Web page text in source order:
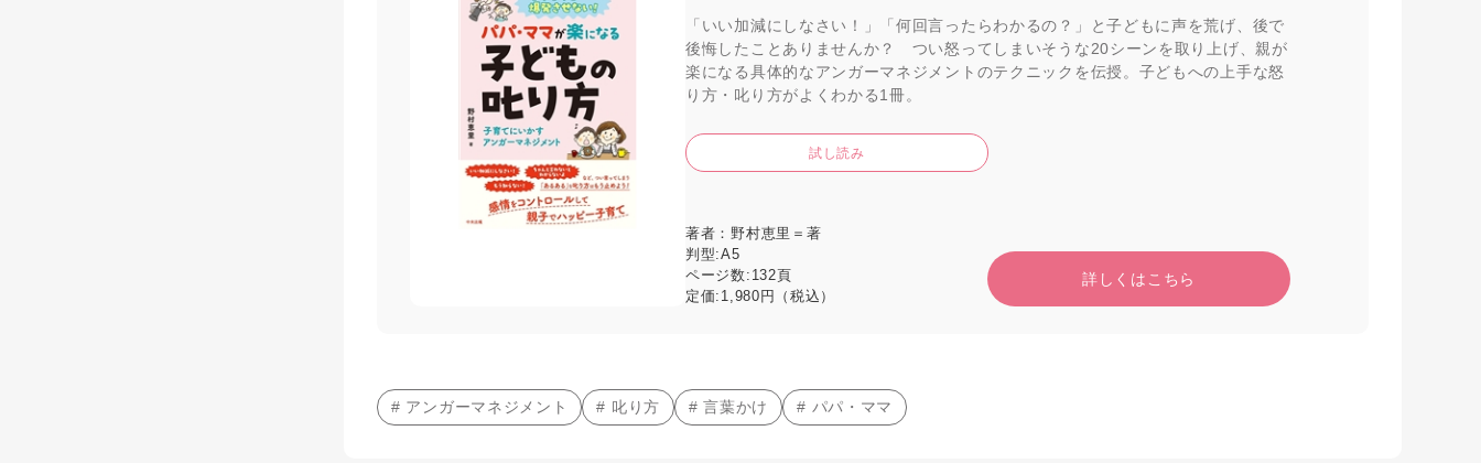
「いい加減にしなさい！」「何回言ったらわかるの？」と子どもに声を荒げ、後で
後悔したことありませんか？ つい怒ってしまいそうな20シーンを取り上げ、親が
楽になる具体的なアンガーマネジメントのテクニックを伝授。子どもへの上手な怒
り方・叱り方がよくわかる1冊。
試し読み
著者：野村恵里＝著
判型:A5
ページ数: 132頁
定価: 1,980円（税込）
詳しくはこちら
# アンガーマネジメント # 叱り方 # 言葉かけ # パパ・ママ